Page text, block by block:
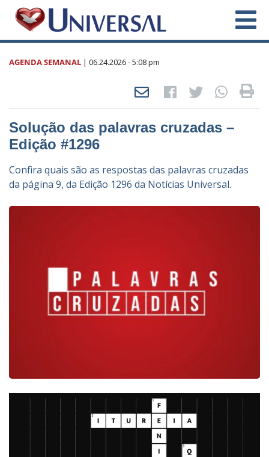
AGENDA SEMANAL | 06.24.2026- 5:08 pm
Solução das palavras cruzadas –
Edição #1296
Confira quais são as respostas das palavras cruzadas
da página 9, da Edição 1296 da Notícias Universal.